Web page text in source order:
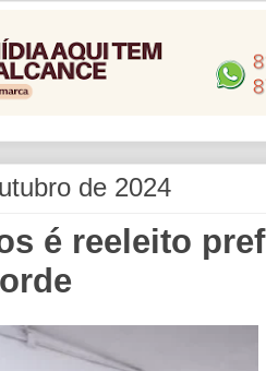
de 2024
é reeleito